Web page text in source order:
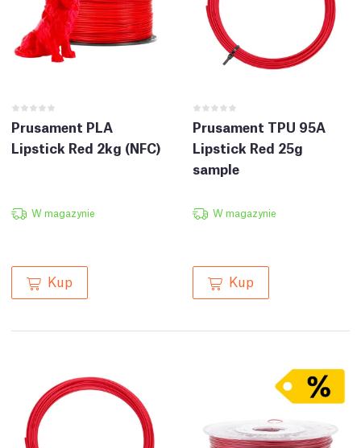
Prusament PLA
Lipstick Red 2kg (NFC)
W magazynie
Kup
Prusament TPU 95A
Lipstick Red 25g
sample
W magazynie
Kup